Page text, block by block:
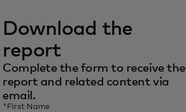
Download the
report
Complete the form to receive the
report and related content via
email.
* First Name